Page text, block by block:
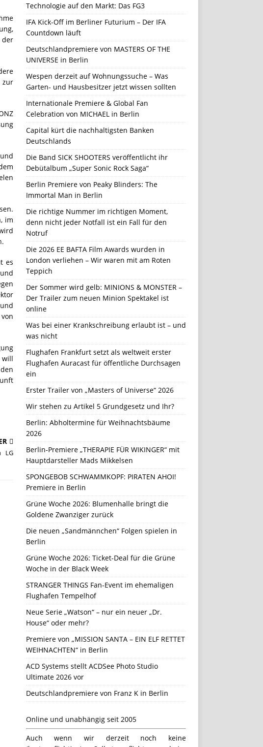
der
zur
im
es
will
LG
Technologie auf den Markt: Das FG3
IFA Kick-Off im Berliner Futurium – Der IFA
Countdown läuft
Deutschlandpremiere von MASTERS OF THE
UNIVERSE in Berlin
Wespen derzeit auf Wohnungssuche – Was
Garten- und Hausbesitzer jetzt wissen sollten
Internationale Premiere & Global Fan
Celebration von MICHAEL in Berlin
Capital kürt die nachhaltigsten Banken
Deutschlands
Die Band SICK SHOOTERS veröffentlicht ihr
Debütalbum „Super Sonic Rock Saga“
Berlin Premiere von Peaky Blinders: The
Immortal Man in Berlin
Die richtige Nummer im richtigen Moment,
denn nicht jeder Notfall ist ein Fall für den
Notruf
Die 2026 EE BAFTA Film Awards wurden in
London verliehen – Wir waren mit am Roten
Teppich
Der Sommer wird gelb: MINIONS & MONSTER –
Der Trailer zum neuen Minion Spektakel ist
online
Was bei einer Krankschreibung erlaubt ist – und
was nicht
Flughafen Frankfurt setzt als weltweit erster
Flughafen Auracast für öffentliche Durchsagen
ein
Erster Trailer von „Masters of Universe“ 2026
Wir stehen zu Artikel 5 Grundgesetz und Ihr?
Berlin: Abholtermine für Weihnachtsbäume
2026
Berlin-Premiere „THERAPIE FÜR WIKINGER“ mit
Hauptdarsteller Mads Mikkelsen
SPONGEBOB SCHWAMMKOPF: PIRATEN AHOI!
Premiere in Berlin
Grüne Woche 2026: Blumenhalle bringt die
Goldene Zwanziger zurück
Die neuen „Sandmännchen“ Folgen spielen in
Berlin
Grüne Woche 2026: Ticket-Deal für die Grüne
Woche in der Black Week
STRANGER THINGS Fan-Event im ehemaligen
Flughafen Tempelhof
Neue Serie „Watson“ – nur ein neuer „Dr.
House“ oder mehr?
Premiere von „MISSION SANTA – EIN ELF RETTET
WEIHNACHTEN“ in Berlin
ACD Systems stellt ACDSee Photo Studio
Ultimate 2026 vor
Deutschlandpremiere von Franz K in Berlin
Online und unabhängig seit 2005
Auch wenn wir derzeit noch keine